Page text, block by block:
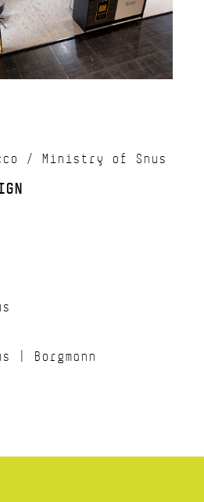
/ Ministry of Snus
| Borgmann